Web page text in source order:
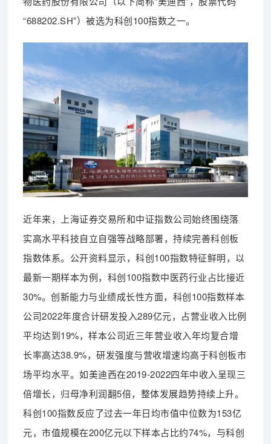
“688202.SH”）被选为科创100指数之一。
近年来，上海证券交易所和中证指数公司始终围绕落
实高水平科技自立自强等战略部署，持续完善科创板
指数体系。公开资料显示，科创100指数特征鲜明，以
最新一期样本为例，科创100指数中医药行业占比接近
30%。创新能力与业绩成长性方面，科创100指数样本
公司2022年度合计研发投入289亿元，占营业收入比例
平均达到19%，样本公司近三年营业收入年均复合增
长率高达38.9%，研发强度与营收增速均高于科创板市
场平均水平。如美迪西在2019-2022四年中收入呈现三
倍增长，归母净利润翻5倍，整体发展趋势持续上升。
科创100指数反应了过去一年日均市值中位数为153亿
元，市值规模在200亿元以下样本占比约74%，与科创